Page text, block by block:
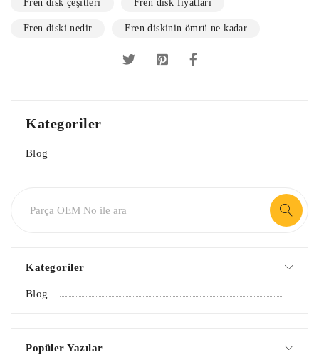
Fren disk çeşitleri Fren disk fiyatları
Fren diski nedir Fren diskinin ömrü ne kadar
Kategoriler
Blog
Kategoriler
Blog
Popüler Yazılar